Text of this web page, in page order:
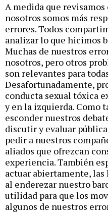
A medida que revisamos
nosotros somos más
errores. Todos
analizar lo que hicimos
Muchas de nuestros
nosotros, pero otros
son relevantes para
Desafortunadamente,
conducta sexual tóxica
y en la izquierda. Como
esconder nuestros
discutir y evaluar
pedir a nuestros
aliados que ofrezcan
experiencia. También
actuar abiertamente,
al enderezar nuestro
utilidad para que los
algunos de nuestros